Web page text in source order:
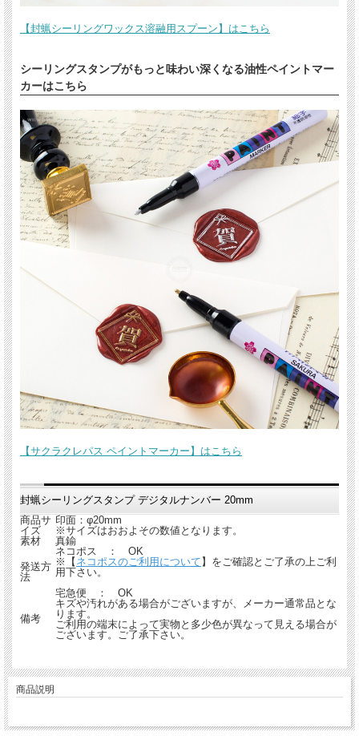
【封蝋シーリングワックス溶融用スプーン】はこちら
シーリングスタンプがもっと味わい深くなる油性ペイントマー
カーはこちら
【サクラクレパス ペイントマーカー】はこちら
封蝋シーリングスタンプ デジタルナンバー 20mm
商品サ
イズ
印面：φ20mm
※サイズはおおよその数値となります。
素材
真鍮
発送方
法
ネコポス ： OK
※【 ネコポスのご利用について 】をご確認とご了承の上ご利
用下さい。
宅急便 ： OK
備考
キズや汚れがある場合がございますが、メーカー通常品とな
ります。
ご利用の端末によって実物と多少色が異なって見える場合が
ございます。ご了承下さい。
商品説明